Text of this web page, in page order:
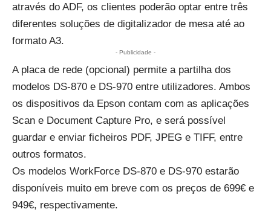
através do ADF, os clientes poderão optar entre três
diferentes soluções de digitalizador de mesa até ao
formato A3.
- Publicidade -
A placa de rede (opcional) permite a partilha dos
modelos DS-870 e DS-970 entre utilizadores. Ambos
os dispositivos da Epson contam com as aplicações
Scan e Document Capture Pro, e será possível
guardar e enviar ficheiros PDF, JPEG e TIFF, entre
outros formatos.
Os modelos WorkForce DS-870 e DS-970 estarão
disponíveis muito em breve com os preços de 699€ e
949€, respectivamente.